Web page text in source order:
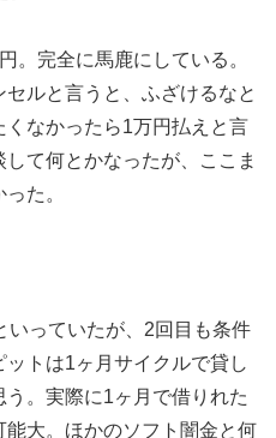
。完全に馬鹿にしている。
ルと言うと、ふざけるなと
なかったら1万円払えと言
て何とかなったが、ここま
た。
いっていたが、2回目も条件
トは1ヶ月サイクルで貸し
。実際に1ヶ月で借りれた
大。ほかのソフト闇金と何